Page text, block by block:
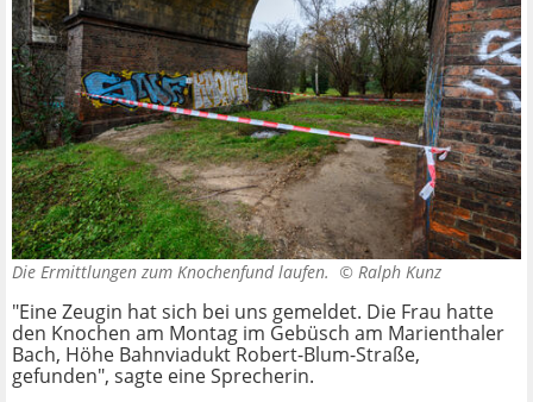
Die Ermittlungen zum Knochenfund laufen. © Ralph Kunz
"Eine Zeugin hat sich bei uns gemeldet. Die Frau hatte
den Knochen am Montag im Gebüsch am Marienthaler
Bach, Höhe Bahnviadukt Robert-Blum-Straße,
gefunden", sagte eine Sprecherin.